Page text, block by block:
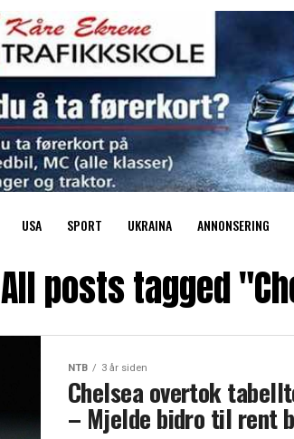
USA SPORT UKRAINA ANNONSERING
All posts tagged
NTB 3 år siden
Chelsea overtok
– Mjelde bidro til rent